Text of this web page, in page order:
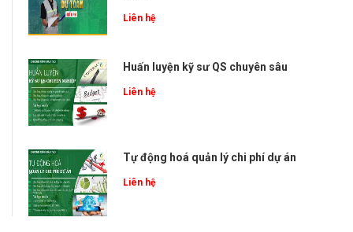
Liên hệ
Huấn luyện kỹ sư QS chuyên sâu
Liên hệ
Tự động hoá quản lý chi phí dự án
Liên hệ